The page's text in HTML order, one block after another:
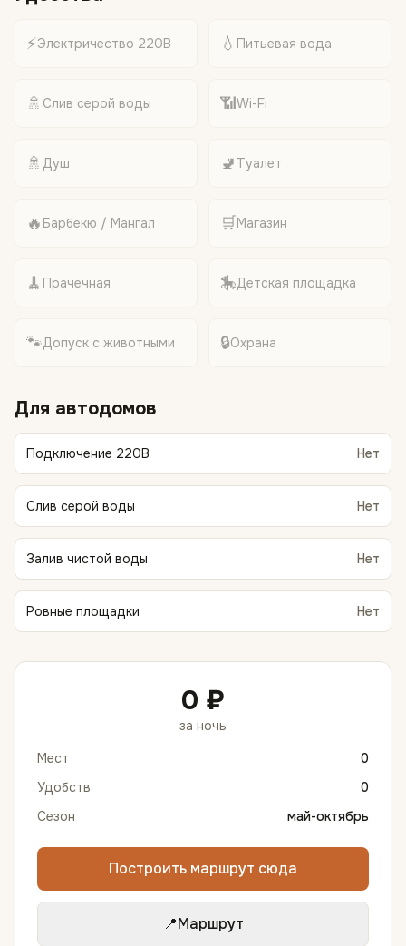
⚡Электричество 220В 💧 Питьевая вода
🚿 Слив серой воды 📶Wi-Fi
🚿 Душ 🚽 Туалет
🔥 Барбекю / Мангал 🛒Магазин
🧹 Прачечная 🎠Детская площадка
🐾Допуск с животными 🔒Охрана
Для автодомов
Подключение 220В Нет
Слив серой воды Нет
Залив чистой воды Нет
Ровные площадки Нет
0 ₽
за ночь
Мест
0
Удобств
0
Сезон
май-октябрь
Построить маршрут сюда
📍Маршрут